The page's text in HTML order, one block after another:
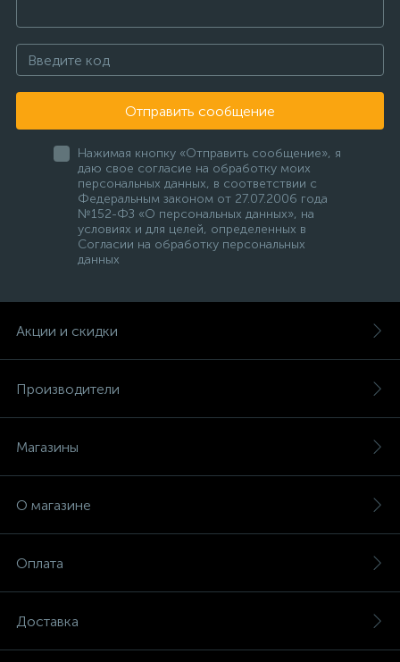
Отправить сообщение
Нажимая кнопку «Отправить сообщение», я
даю свое согласие на обработку моих
персональных данных, в соответствии с
Федеральным законом от 27.07.2006 года
№152-ФЗ «О персональных данных», на
условиях и для целей, определенных в
Согласии на обработку персональных
данных
Акции и скидки
Производители
Магазины
О магазине
Оплата
Доставка